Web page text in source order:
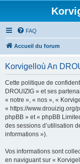
FAQ
Accueil du forum
Korvigelloù An
Cette politique de
DROUIZIG » et ses
« notre », « nos », «
« https://www.drouizig.org/
phpBB » et « phpBB
des sessions d’utilisation
informations »).
Vos informations sont
en naviguant sur «